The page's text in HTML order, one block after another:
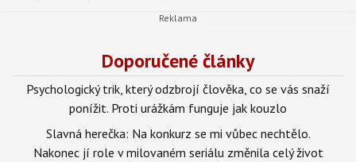
Doporučené články
Psychologický trik, který odzbrojí člověka, co se vás snaží
ponížit. Proti urážkám funguje jak kouzlo
Slavná herečka: Na konkurz se mi vůbec nechtělo.
Nakonec jí role v milovaném seriálu změnila celý život